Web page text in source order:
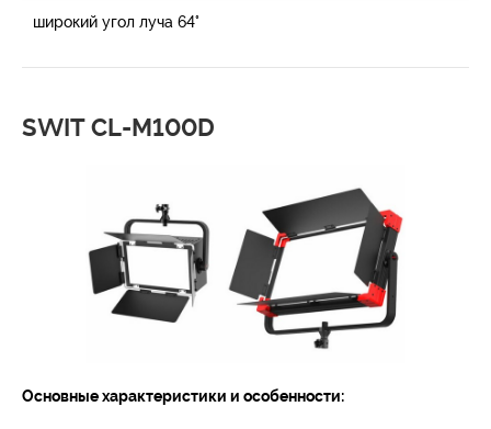
широкий угол луча 64°
SWIT CL-M100D
Основные характеристики и особенности: